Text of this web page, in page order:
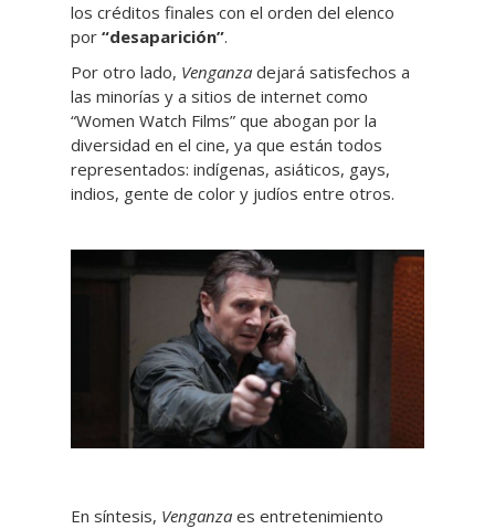
los créditos finales con el orden del elenco
por “desaparición”.
Por otro lado, Venganza dejará satisfechos a
las minorías y a sitios de internet como
“Women Watch Films” que abogan por la
diversidad en el cine, ya que están todos
representados: indígenas, asiáticos, gays,
indios, gente de color y judíos entre otros.
En síntesis, Venganza es entretenimiento